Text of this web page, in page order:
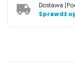
Dostawa (
Sprawdź